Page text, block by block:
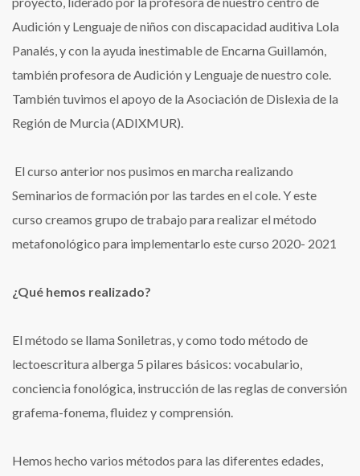
Audición y Lenguaje de niños con discapacidad auditiva Lola
Panalés, y con la ayuda inestimable de Encarna Guillamón,
también profesora de Audición y Lenguaje de nuestro cole.
También tuvimos el apoyo de la Asociación de Dislexia de la
Región de Murcia (ADIXMUR).
El curso anterior nos pusimos en marcha realizando
Seminarios de formación por las tardes en el cole. Y este
curso creamos grupo de trabajo para realizar el método
metafonológico para implementarlo este curso 2020- 2021
¿Qué hemos realizado?
El método se llama Soniletras, y como todo método de
lectoescritura alberga 5 pilares básicos: vocabulario,
conciencia fonológica, instrucción de las reglas de conversión
grafema-fonema, fluidez y comprensión.
Hemos hecho varios métodos para las diferentes edades,